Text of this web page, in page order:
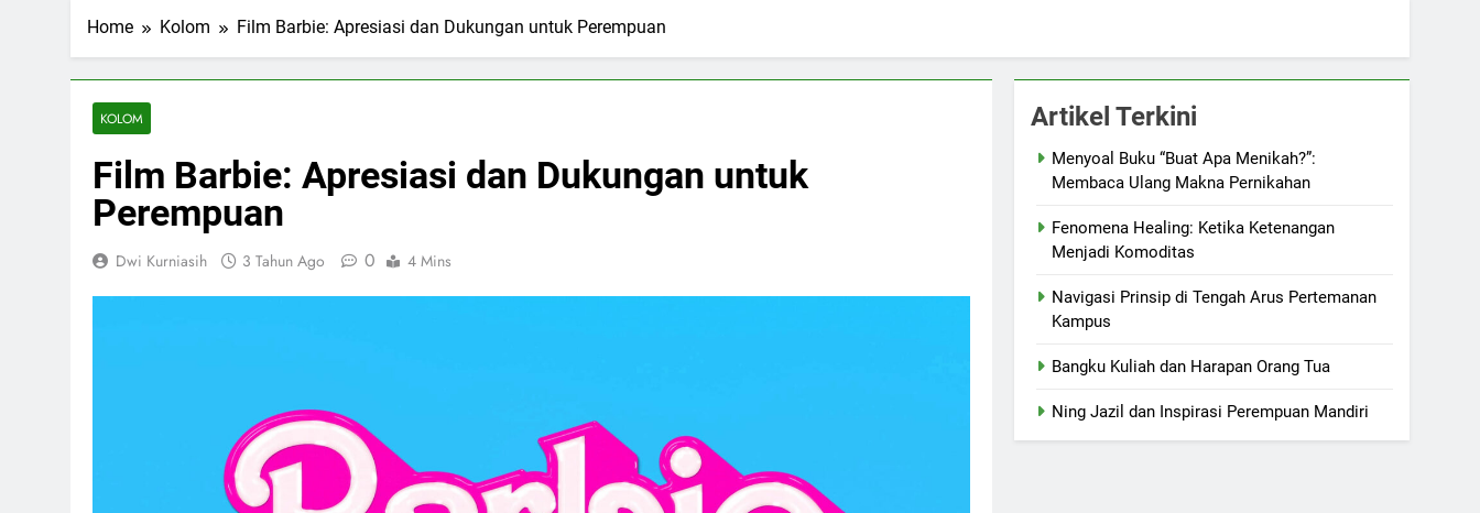
Home Kolom Film Barbie: Apresiasi dan Dukungan untuk Perempuan
KOLOM
Film Barbie: Apresiasi dan Dukungan untuk
Perempuan
Dwi Kurniasih 3 Tahun Ago 0 4 Mins
Artikel Terkini
Menyoal Buku “Buat Apa Menikah?”:
Membaca Ulang Makna Pernikahan
Fenomena Healing: Ketika Ketenangan
Menjadi Komoditas
Navigasi Prinsip di Tengah Arus Pertemanan
Kampus
Bangku Kuliah dan Harapan Orang Tua
Ning Jazil dan Inspirasi Perempuan Mandiri